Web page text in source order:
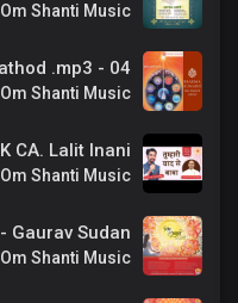
Om Shanti Music
Om Shanti Music
Om Shanti Music
Om Shanti Music